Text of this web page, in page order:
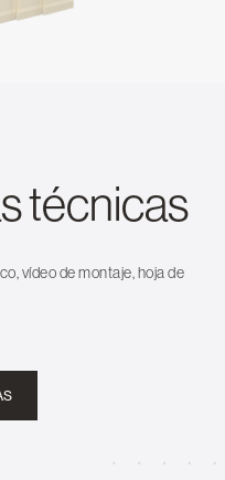
técnicas
vídeo de montaje, hoja de